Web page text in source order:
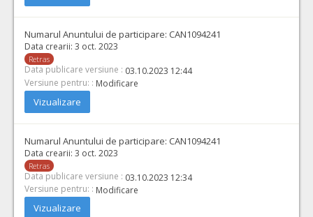
Numarul Anuntului de participare: CAN1094241
Data crearii: 3 oct. 2023
Retras
Data publicare versiune : 03.10.2023 12:44
Versiune pentru: : Modificare
Vizualizare
Numarul Anuntului de participare: CAN1094241
Data crearii: 3 oct. 2023
Retras
Data publicare versiune : 03.10.2023 12:34
Versiune pentru: : Modificare
Vizualizare